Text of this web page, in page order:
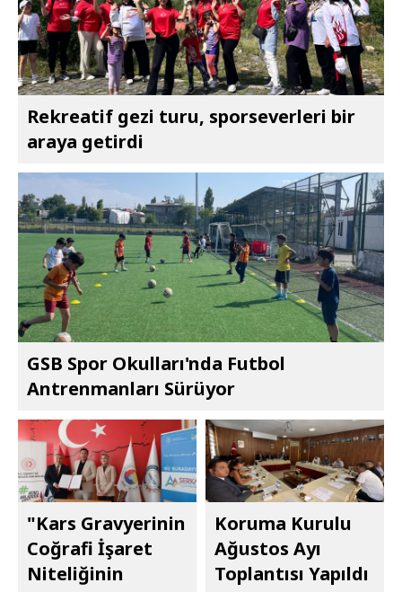
Rekreatif gezi turu, sporseverleri bir
araya getirdi
GSB Spor Okulları'nda Futbol
Antrenmanları Sürüyor
"Kars Gravyerinin
Coğrafi İşaret
Niteliğinin
Koruma Kurulu
Ağustos Ayı
Toplantısı Yapıldı